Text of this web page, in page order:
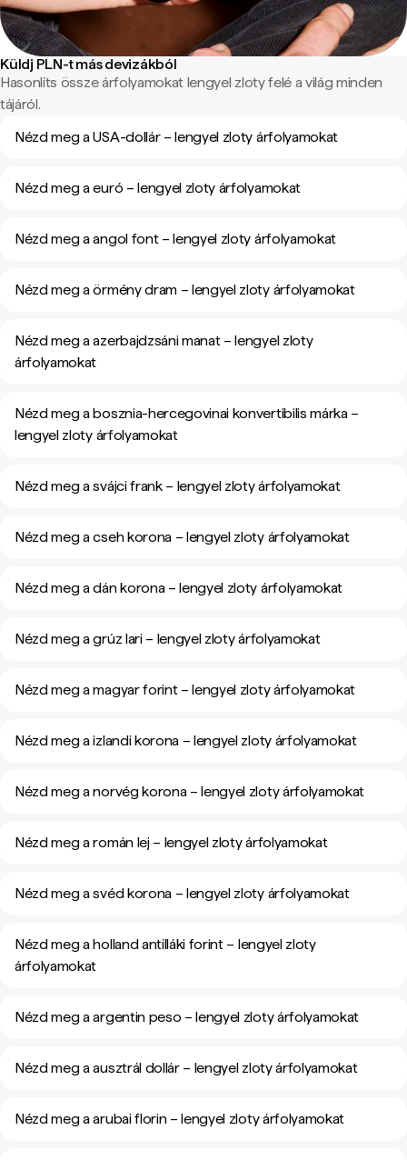
Küldj PLN-t más devizákból
Hasonlíts össze árfolyamokat lengyel zloty felé a világ minden
tájáról.
Nézd meg a USA-dollár – lengyel zloty árfolyamokat
Nézd meg a euró – lengyel zloty árfolyamokat
Nézd meg a angol font – lengyel zloty árfolyamokat
Nézd meg a örmény dram – lengyel zloty árfolyamokat
Nézd meg a azerbajdzsáni manat – lengyel zloty
árfolyamokat
Nézd meg a bosznia-hercegovinai konvertibilis márka –
lengyel zloty árfolyamokat
Nézd meg a svájci frank – lengyel zloty árfolyamokat
Nézd meg a cseh korona – lengyel zloty árfolyamokat
Nézd meg a dán korona – lengyel zloty árfolyamokat
Nézd meg a grúz lari – lengyel zloty árfolyamokat
Nézd meg a magyar forint – lengyel zloty árfolyamokat
Nézd meg a izlandi korona – lengyel zloty árfolyamokat
Nézd meg a norvég korona – lengyel zloty árfolyamokat
Nézd meg a román lej – lengyel zloty árfolyamokat
Nézd meg a svéd korona – lengyel zloty árfolyamokat
Nézd meg a holland antilláki forint – lengyel zloty
árfolyamokat
Nézd meg a argentin peso – lengyel zloty árfolyamokat
Nézd meg a ausztrál dollár – lengyel zloty árfolyamokat
Nézd meg a arubai florin – lengyel zloty árfolyamokat